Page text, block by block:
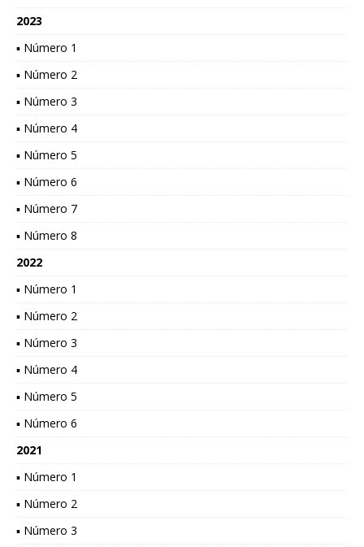
2023
▪ Número 1
▪ Número 2
▪ Número 3
▪ Número 4
▪ Número 5
▪ Número 6
▪ Número 7
▪ Número 8
2022
▪ Número 1
▪ Número 2
▪ Número 3
▪ Número 4
▪ Número 5
▪ Número 6
2021
▪ Número 1
▪ Número 2
▪ Número 3